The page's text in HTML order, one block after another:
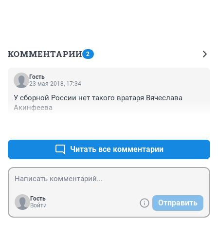
КОММЕНТАРИИ 2
Гость
23 мая 2018, 17:34
У сборной России нет такого вратаря Вячеслава
Акинфеева
Читать все комментарии
Гость
Войти
Отправить